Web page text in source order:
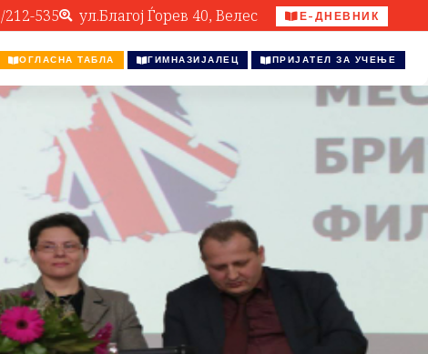
212-535 ул.Благој Ѓорев 40, Велес Е-ДНЕВНИК
ОГЛАСНА ТАБЛА ГИМНАЗИЈАЛЕЦ ПРИЈАТЕЛ ЗА УЧЕЊЕ